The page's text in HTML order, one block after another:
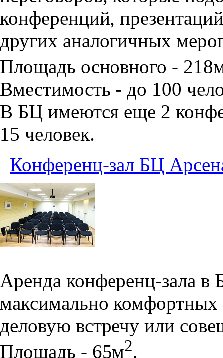
конференций,
других аналогичных
Площадь основного -
Вместимость - до 100
В БЦ имеются еще 2
15 человек.
Конференц-зал БЦ
Аренда конференц-зала в
максимально комфортных
деловую встречу или
Площадь - 65м2.